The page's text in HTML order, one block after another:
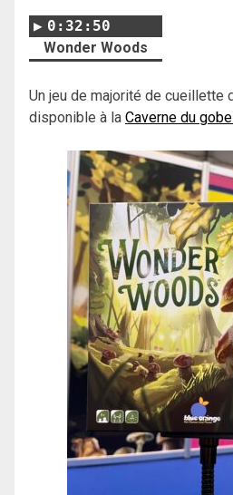
0:32:50
Wonder Woods
Un jeu de majorité de cueillette
disponible à la Caverne du